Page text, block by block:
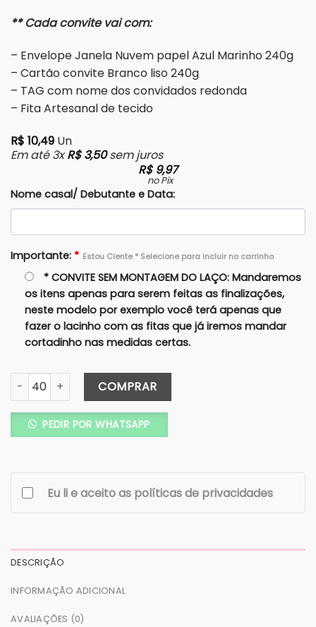
** Cada convite vai com:
– Envelope Janela Nuvem papel Azul Marinho 240g
– Cartão convite Branco liso 240g
– TAG com nome dos convidados redonda
– Fita Artesanal de tecido
R$ 10,49 Un
Em até 3xR$3,50sem juros
R$9,97
no Pix
Nome casal/ Debutante e Data:
Importante: * Estou Ciente * Selecione para incluir no carrinho
* CONVITE SEM MONTAGEM DO LAÇO: Mandaremos
os itens apenas para serem feitas as finalizações,
neste modelo por exemplo você terá apenas que
fazer o lacinho com as fitas que já iremos mandar
cortadinho nas medidas certas.
Convite Janela Nuvem Azul Marinho - Fita Artesanal -
COMPRAR
PEDIR POR WHATSAPP
Eu li e aceito as políticas de privacidades
DESCRIÇÃO
INFORMAÇÃO ADICIONAL
AVALIAÇÕES (0)